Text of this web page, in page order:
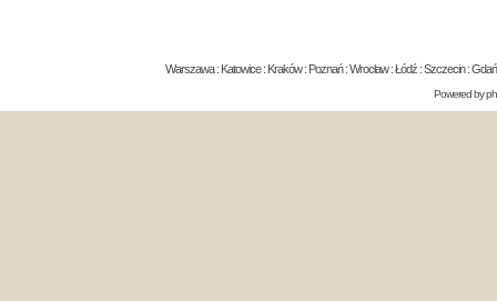
Warszawa : Katowice : Kraków : Poznań : Wrocław : Łódź : Szczecin :
Powered by